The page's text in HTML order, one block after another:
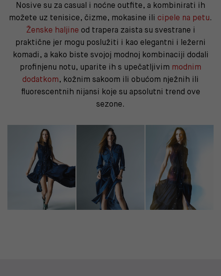
Nosive su za casual i noćne outfite, a kombinirati ih
možete uz tenisice, čizme, mokasine ili cipele na petu.
Ženske haljine od trapera zaista su svestrane i
praktične jer mogu poslužiti i kao elegantni i ležerni
komadi, a kako biste svojoj modnoj kombinaciji dodali
profinjenu notu, uparite ih s upečatljivim modnim
dodatkom, kožnim sakoom ili obućom nježnih ili
fluorescentnih nijansi koje su apsolutni trend ove
sezone.